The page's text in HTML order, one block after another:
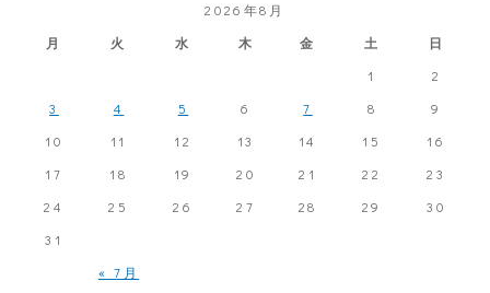
ス
刷
2026年8月
月
火 水 木 金 土 日
« 7月
1
2
3
4 5 6 7 8
9
10
11 12 13 14 15
16
17
18 19 20 21 22
23
24
25 26 27 28 29
30
31